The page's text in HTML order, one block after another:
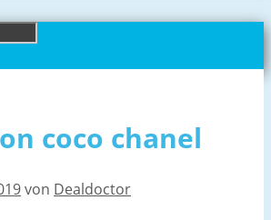
coco chanel
von Dealdoctor